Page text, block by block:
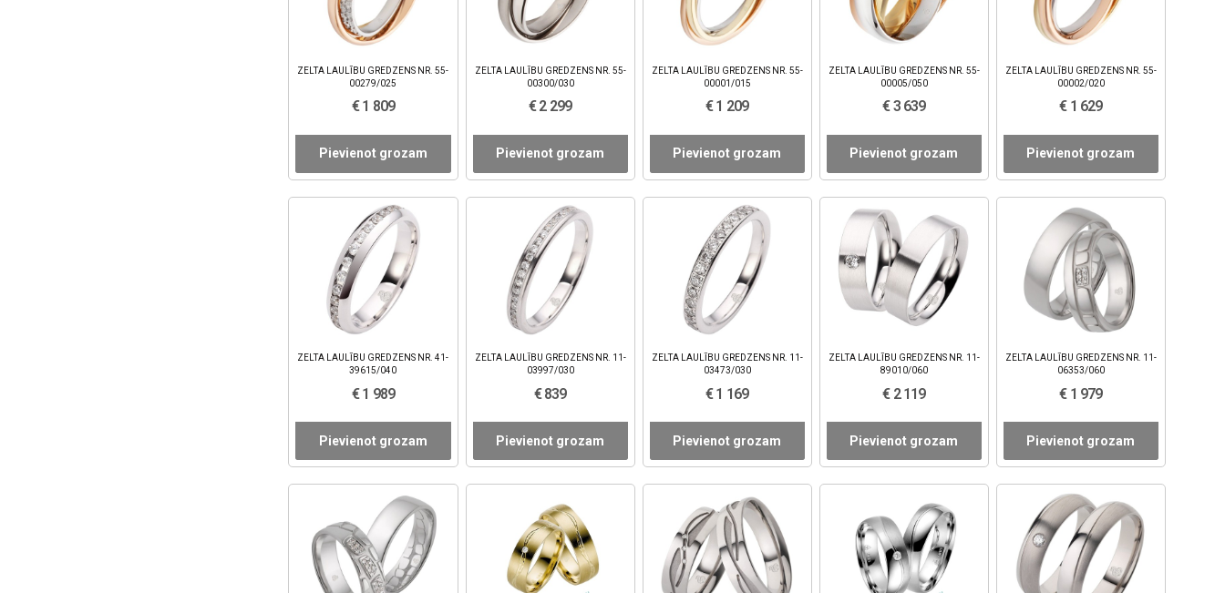
ZELTA LAULĪBU GREDZENS NR. 55-
00279/025
€ 1 809
Pievienot grozam
ZELTA LAULĪBU GREDZENS NR. 55-
00300/030
€ 2 299
Pievienot grozam
ZELTA LAULĪBU GREDZENS NR. 55-
00001/015
€ 1 209
Pievienot grozam
ZELTA LAULĪBU GREDZENS NR. 55-
00005/050
€ 3 639
Pievienot grozam
ZELTA LAULĪBU GREDZENS NR. 55-
00002/020
€ 1 629
Pievienot grozam
ZELTA LAULĪBU GREDZENS NR. 41-
39615/040
€ 1 989
Pievienot grozam
ZELTA LAULĪBU GREDZENS NR. 11-
03997/030
€ 839
Pievienot grozam
ZELTA LAULĪBU GREDZENS NR. 11-
03473/030
€ 1 169
Pievienot grozam
ZELTA LAULĪBU GREDZENS NR. 11-
89010/060
€ 2 119
Pievienot grozam
ZELTA LAULĪBU GREDZENS NR. 11-
06353/060
€ 1 979
Pievienot grozam